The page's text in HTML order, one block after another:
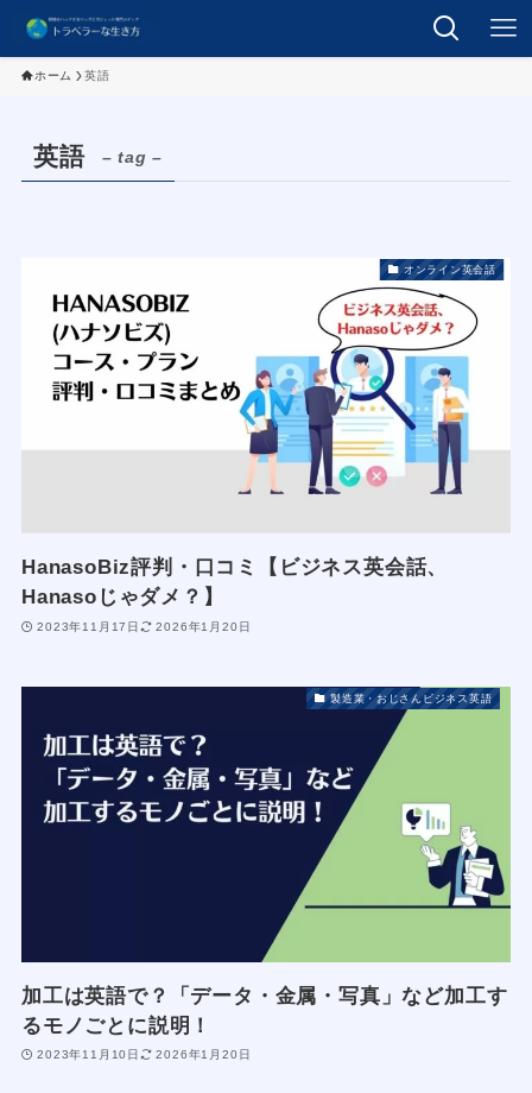
ホーム 英語
英語 – tag –
オンライン英会話
HanasoBiz評判・口コミ【ビジネス英会話、
Hanasoじゃダメ？】
2023年11月17日 2026年1月20日
製造業・おじさんビジネス英語
加工は英語で？「データ・金属・写真」など加工す
るモノごとに説明！
2023年11月10日 2026年1月20日